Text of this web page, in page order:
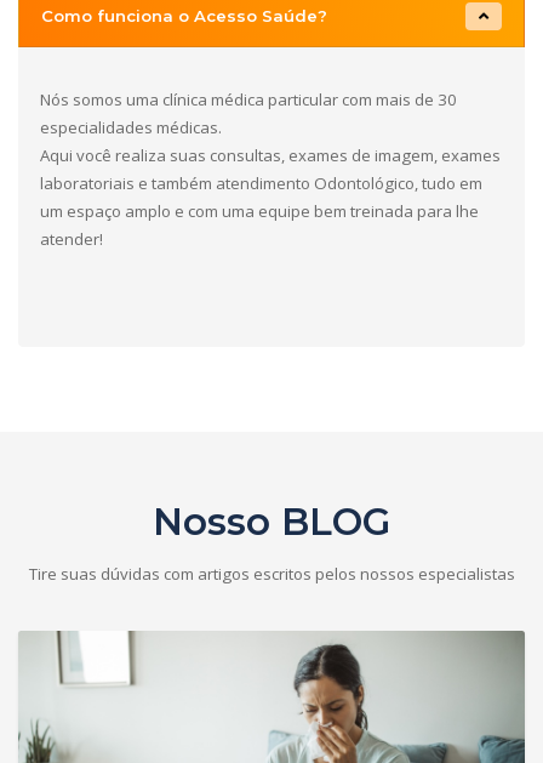
Como funciona o Acesso Saúde?
Nós somos uma clínica médica particular com mais de 30
especialidades médicas.
Aqui você realiza suas consultas, exames de imagem, exames
laboratoriais e também atendimento Odontológico, tudo em
um espaço amplo e com uma equipe bem treinada para lhe
atender!
Nosso BLOG
Tire suas dúvidas com artigos escritos pelos nossos especialistas